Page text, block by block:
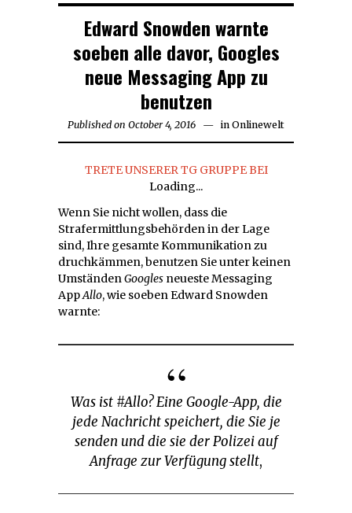
Edward Snowden warnte
soeben alle davor, Googles
neue Messaging App zu
benutzen
Published on October 4, 2016 October
in Onlinewelt
TRETE UNSERER TG GRUPPE BEI
Loading...
Wenn Sie nicht wollen, dass die
Strafermittlungsbehörden in der Lage
sind, Ihre gesamte Kommunikation zu
druchkämmen, benutzen Sie unter keinen
Umständen Googles neueste Messaging
AppAllo, wie soeben Edward Snowden
warnte:
Was ist #Allo? Eine Google-App, die
jede Nachricht speichert, die Sie je
senden und die sie der Polizei auf
Anfrage zur Verfügung stellt,